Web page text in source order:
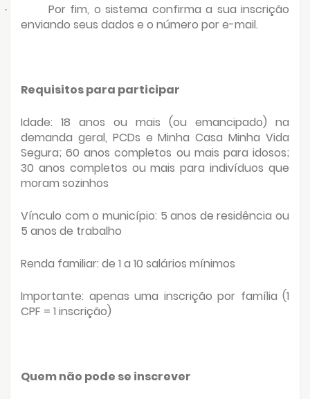
·
Por fim, o sistema confirma a sua inscrição
enviando seus dados e o número por e-mail.
Requisitos para participar
Idade: 18 anos ou mais (ou emancipado) na
demanda geral, PCDs e Minha Casa Minha Vida
Segura; 60 anos completos ou mais para idosos;
30 anos completos ou mais para indivíduos que
moram sozinhos
Vínculo com o município: 5 anos de residência ou
5 anos de trabalho
Renda familiar: de 1 a 10 salários mínimos
Importante: apenas uma inscrição por família (1
CPF = 1 inscrição)
Quem não pode se inscrever